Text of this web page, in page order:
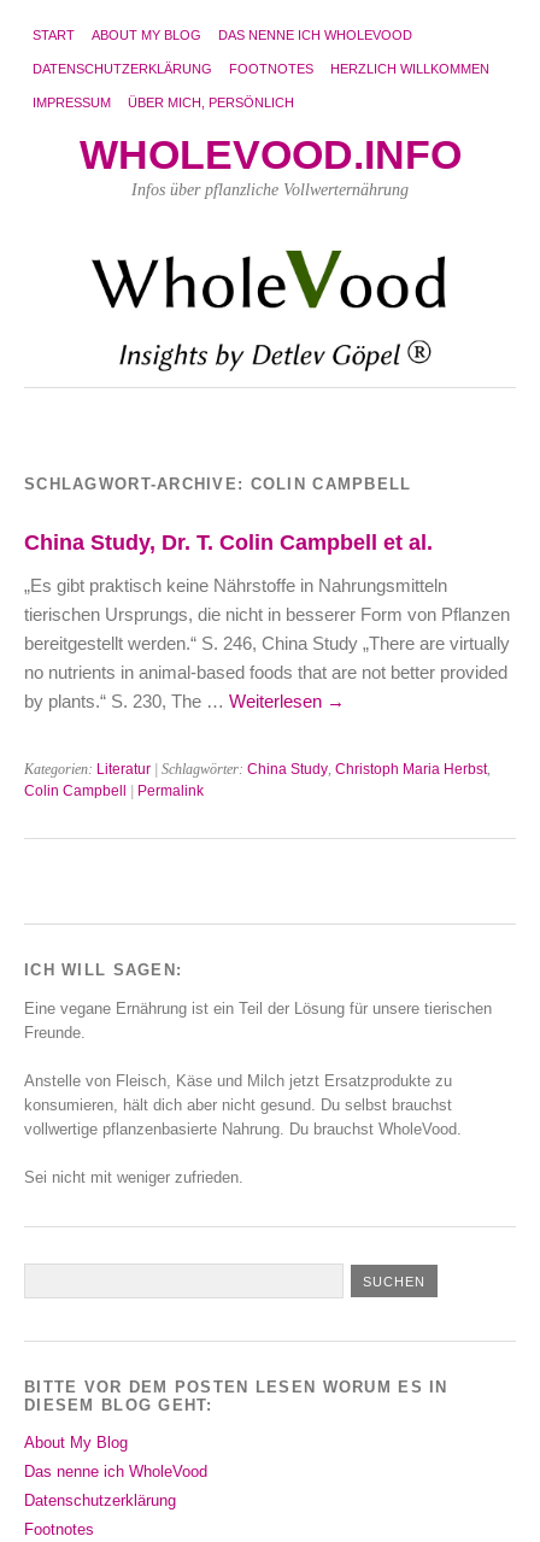
START ABOUT MY BLOG DAS NENNE ICH WHOLEVOOD
DATENSCHUTZERKLÄRUNG FOOTNOTES HERZLICH WILLKOMMEN
IMPRESSUM ÜBER MICH, PERSÖNLICH
WHOLEVOOD.INFO
Infos über pflanzliche Vollwerternährung
SCHLAGWORT-ARCHIVE: COLIN CAMPBELL
China Study, Dr. T. Colin Campbell et al.
„Es gibt praktisch keine Nährstoffe in Nahrungsmitteln
tierischen Ursprungs, die nicht in besserer Form von Pflanzen
bereitgestellt werden.“ S. 246, China Study „There are virtually
no nutrients in animal-based foods that are not better provided
by plants.“ S. 230, The … Weiterlesen →
Kategorien: Literatur | Schlagwörter: China Study, Christoph Maria Herbst,
Colin Campbell
Permalink
ICH WILL SAGEN:
Eine vegane Ernährung ist ein Teil der Lösung für unsere tierischen
Freunde.
Anstelle von Fleisch, Käse und Milch jetzt Ersatzprodukte zu
konsumieren, hält dich aber nicht gesund. Du selbst brauchst
vollwertige pflanzenbasierte Nahrung. Du brauchst WholeVood.
Sei nicht mit weniger zufrieden.
BITTE VOR DEM POSTEN LESEN WORUM ES IN
DIESEM BLOG GEHT:
About My Blog
Das nenne ich WholeVood
Datenschutzerklärung
Footnotes